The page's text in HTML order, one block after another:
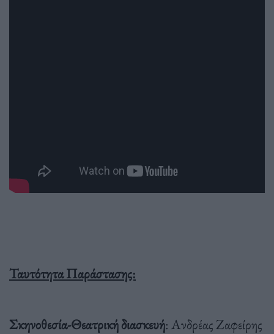
Ταυτότητα Παράστασης:
Σκηνοθεσία-Θεατρική διασκευή: Ανδρέας Ζαφείρης